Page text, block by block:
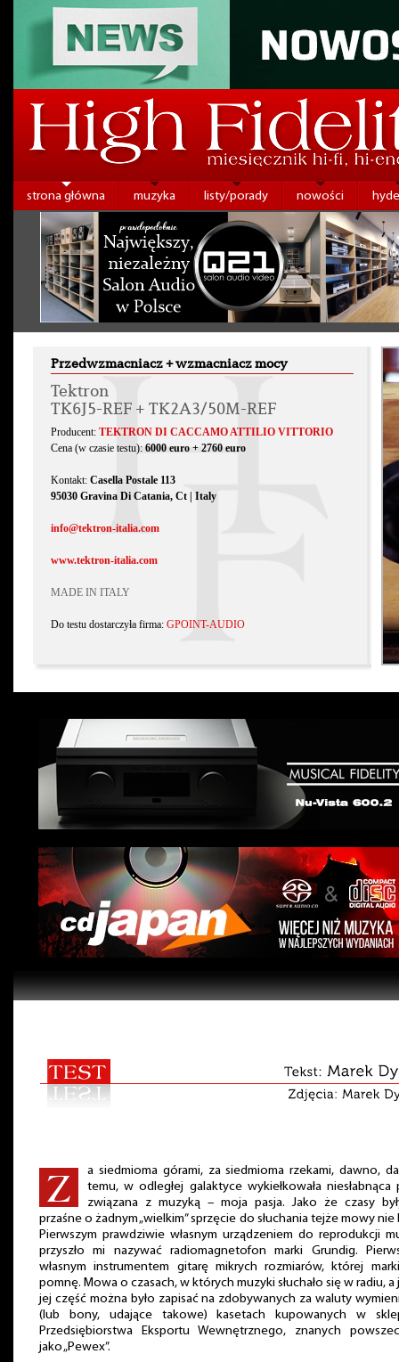
strona główna muzyka listy/porady nowości
Przedwzmacniacz + wzmacniacz mocy
Tektron
TK6J5-REF + TK2A3/50M-REF
Producent: TEKTRON DI CACCAMO ATTILIO VITTORIO
Cena (w czasie testu): 6000 euro + 2760 euro
Kontakt: Casella Postale 113
95030 Gravina Di Catania, Ct | Italy
info@tektron-italia.com
www.tektron-italia.com
MADE IN ITALY
Do testu dostarczyła firma: GPOINT-AUDIO
a siedmioma górami, za siedmioma rzekami, dawno,
temu, w odległej galaktyce wykiełkowała niesłabnąca
związana z muzyką – moja pasja. Jako że czasy
przaśne o żadnym „wielkim” sprzęcie do słuchania tejże mowy nie
Pierwszym prawdziwie własnym urządzeniem do reprodukcji
przyszło mi nazywać radiomagnetofon marki Grundig.
własnym instrumentem gitarę mikrych rozmiarów, której
pomnę. Mowa o czasach, w których muzyki słuchało się w radiu, a
jej część można było zapisać na zdobywanych za waluty
(lub bony, udające takowe) kasetach kupowanych w
Przedsiębiorstwa Eksportu Wewnętrznego, znanych
jako „Pewex”.